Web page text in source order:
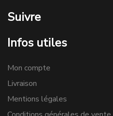
Suivre
Infos utiles
Mon compte
Livraison
Mentions légales